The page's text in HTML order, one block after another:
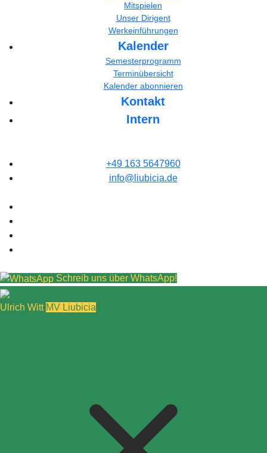
Mitspielen
Unser Dirigent
Werkeinführungen
Kalender
Semesterprogramm
Terminübersicht
Kalender abonnieren
Kontakt
Intern
+49 163 5647960
info@liubicia.de
Schreib uns über WhatsApp!
Ulrich Witt MV Liubicia